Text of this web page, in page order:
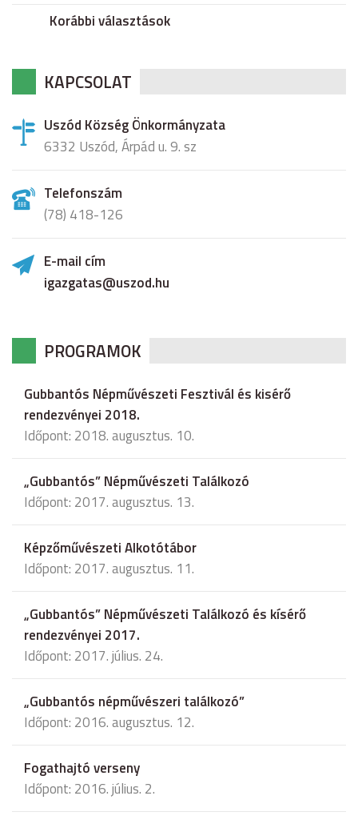
Korábbi választások
KAPCSOLAT
Uszód Község Önkormányzata
6332 Uszód, Árpád u. 9. sz
Telefonszám
(78) 418-126
E-mail cím
igazgatas@uszod.hu
PROGRAMOK
Gubbantós Népművészeti Fesztivál és kisérő
rendezvényei 2018.
Időpont: 2018. augusztus. 10.
„Gubbantós” Népművészeti Találkozó
Időpont: 2017. augusztus. 13.
Képzőművészeti Alkotótábor
Időpont: 2017. augusztus. 11.
„Gubbantós” Népművészeti Találkozó és kísérő
rendezvényei 2017.
Időpont: 2017. július. 24.
„Gubbantós népművészeri találkozó”
Időpont: 2016. augusztus. 12.
Fogathajtó verseny
Időpont: 2016. július. 2.